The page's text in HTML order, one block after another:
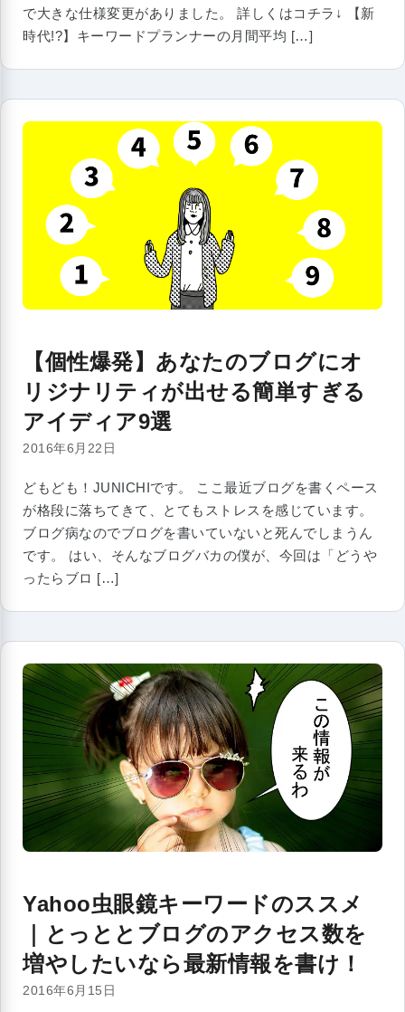
で大きな仕様変更がありました。 詳しくはコチラ↓ 【新
時代!?】キーワードプランナーの月間平均 […]
【個性爆発】あなたのブログにオ
リジナリティが出せる簡単すぎる
アイディア9選
2016年6月22日
どもども！JUNICHIです。 ここ最近ブログを書くペース
が格段に落ちてきて、とてもストレスを感じています。
ブログ病なのでブログを書いていないと死んでしまうん
です。 はい、そんなブログバカの僕が、今回は「どうや
ったらブロ […]
Yahoo虫眼鏡キーワードのススメ
｜とっととブログのアクセス数を
増やしたいなら最新情報を書け！
2016年6月15日